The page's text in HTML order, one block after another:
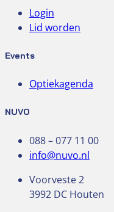
Login
Lid worden
Events
Optiekagenda
NUVO
088 – 077 11 00
info@nuvo.nl
Voorveste 2
3992 DC Houten